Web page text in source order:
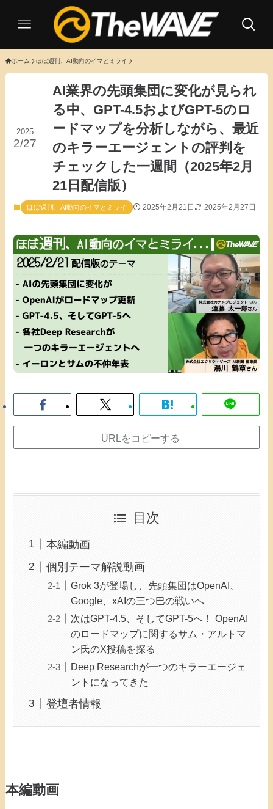
ホーム ほぼ週刊、AI動向のイマとミライ
AI業界の先頭集団に変化が見られ
る中、GPT-4.5およびGPT-5のロ
ードマップを分析しながら、最近
のキラーエージェントの評判を
チェックした一週間（2025年2月
21日配信版）
2025
2/27
ほぼ週刊、AI動向のイマとミライ 2025年2月21日 2025年2月27日
URLをコピーする
目次
本編動画
個別テーマ解説動画
Grok 3が登場し、先頭集団はOpenAI、
Google、xAIの三つ巴の戦いへ
次はGPT-4.5、そしてGPT-5へ！ OpenAI
のロードマップに関するサム・アルトマ
ン氏のX投稿を探る
Deep Researchが一つのキラーエージェ
ントになってきた
登壇者情報
本編動画